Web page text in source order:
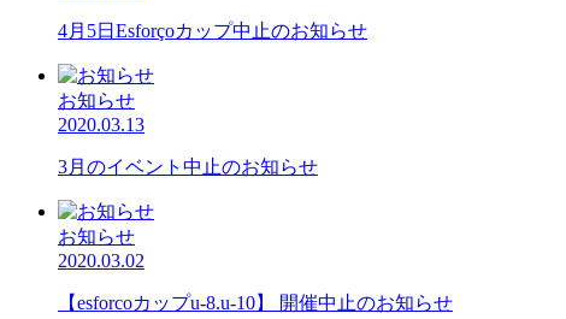
4月5日Esforçoカップ中止のお知らせ
お知らせ
2020.03.13
3月のイベント中止のお知らせ
お知らせ
2020.03.02
【esforcoカップu-8.u-10】 開催中止のお知らせ